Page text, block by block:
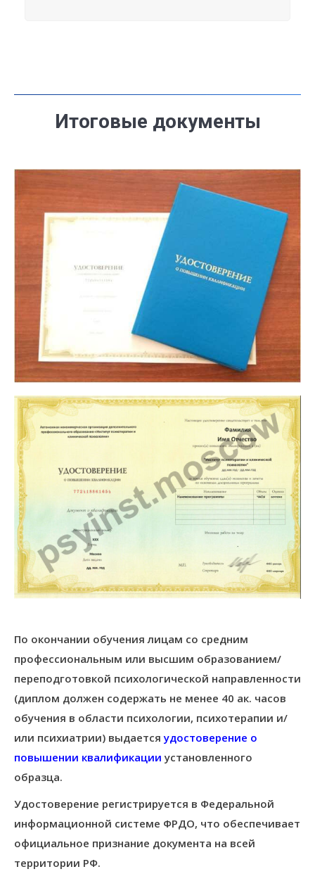
Итоговые документы
По окончании обучения лицам со средним
профессиональным или высшим образованием/
переподготовкой психологической направленности
(диплом должен содержать не менее 40 ак. часов
обучения в области психологии, психотерапии и/
или психиатрии) выдаетсяудостоверение о
повышении квалификации установленного
образца.
Удостоверение регистрируется в Федеральной
информационной системе ФРДО, что обеспечивает
официальное признание документа на всей
территории РФ.